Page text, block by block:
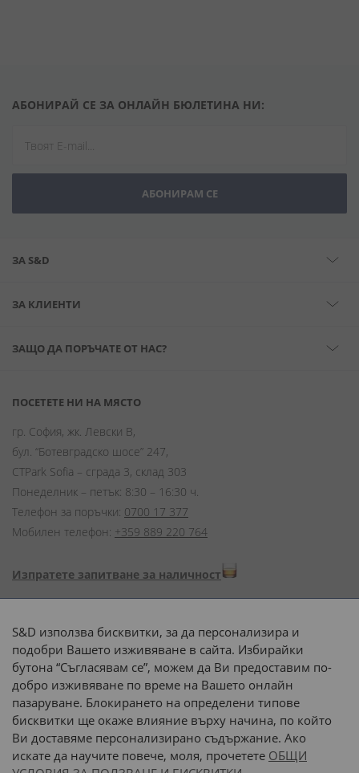
АБОНИРАЙ СЕ ЗА ОНЛАЙН БЮЛЕТИНА НИ:
АБОНИРАМ СЕ
ЗА S&D
ЗА КЛИЕНТИ
ЗАЩО ДА ПОРЪЧАТЕ ОТ НАС?
ПОСЕТЕТЕ НИ НА МЯСТО
гр. София, жк. Левски В,
бул. “Ботевградско шосе” 247,
CTPark Sofia – сграда 3, склад 303
Понеделник – петък: 8:30 – 16:30 ч.
Телефон за поръчки: 0700 17 377
Мобилен телефон: +359 889 220 764
Изпратете запитване за наличност
Начини на плащане:
Доставка до адрес с:
или
наш транспорт
S&D използва бисквитки, за да персонализира и
подобри Вашето изживяване в сайта. Избирайки
бутона “Съгласявам се”, можем да Ви предоставим по-
добро изживяване по време на Вашето онлайн
пазаруване. Блокирането на определени типове
бисквитки ще окаже влияние върху начина, по който
Ви доставяме персонализирано съдържание. Ако
искате да научите повече, моля, прочетете ОБЩИ